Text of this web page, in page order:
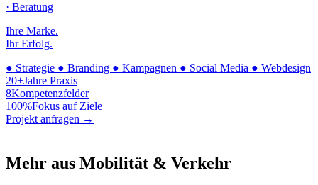
· Beratung
Ihre Marke.
Ihr Erfolg.
● Strategie ● Branding ● Kampagnen ● Social Media ● Webdesign
20+Jahre Praxis
8Kompetenzfelder
100%Fokus auf Ziele
Projekt anfragen →
Mehr aus Mobilität & Verkehr